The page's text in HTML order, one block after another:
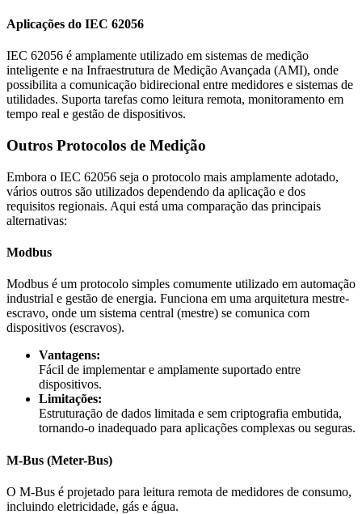
Aplicações do IEC 62056
IEC 62056 é amplamente utilizado em sistemas de medição
inteligente e na Infraestrutura de Medição Avançada (AMI), onde
possibilita a comunicação bidirecional entre medidores e sistemas de
utilidades. Suporta tarefas como leitura remota, monitoramento em
tempo real e gestão de dispositivos.
Outros Protocolos de Medição
Embora o IEC 62056 seja o protocolo mais amplamente adotado,
vários outros são utilizados dependendo da aplicação e dos
requisitos regionais. Aqui está uma comparação das principais
alternativas:
Modbus
Modbus é um protocolo simples comumente utilizado em automação
industrial e gestão de energia. Funciona em uma arquitetura mestre-
escravo, onde um sistema central (mestre) se comunica com
dispositivos (escravos).
Vantagens:
Fácil de implementar e amplamente suportado entre
dispositivos.
Limitações:
Estruturação de dados limitada e sem criptografia embutida,
tornando-o inadequado para aplicações complexas ou seguras.
M-Bus (Meter-Bus)
O M-Bus é projetado para leitura remota de medidores de consumo,
incluindo eletricidade, gás e água.